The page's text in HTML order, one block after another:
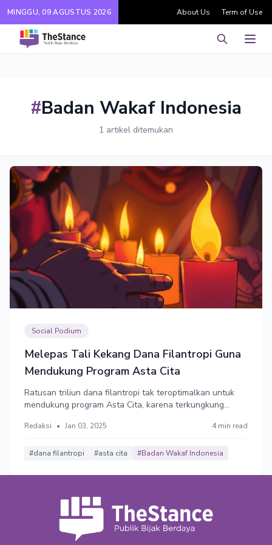
MINGGU, 09 AGUSTUS 2026 About Us Term of Use
Pencarian
#Badan Wakaf Indonesia
1 artikel ditemukan
Social Podium
Melepas Tali Kekang Dana Filantropi Guna
Mendukung Program Asta Cita
Ratusan triliun dana filantropi tak teroptimalkan untuk
mendukung program Asta Cita, karena terkungkung
Redaksi • Jan 03, 2025 4 min read
#dana filantropi #asta cita #Badan Wakaf Indonesia